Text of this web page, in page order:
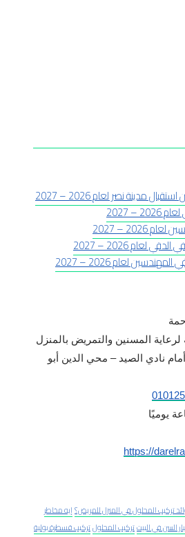
مدينة نصر لعام 2026 – 2027
– 2027
– 2027
2026 – 2027
لعام 2026 – 2027
المسنين والتمريض بالمنزل
قمبيز – أمام نادي الصيد – محي الدين أبو
https://
تركيب المحلول في المنزل للمريض؟ إيه مخاطر
السن في البيتتركيب المحلولتركيب قسطرة بولية